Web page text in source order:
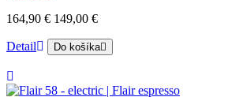
164,90 € 149,00 €
Detail Do košíka